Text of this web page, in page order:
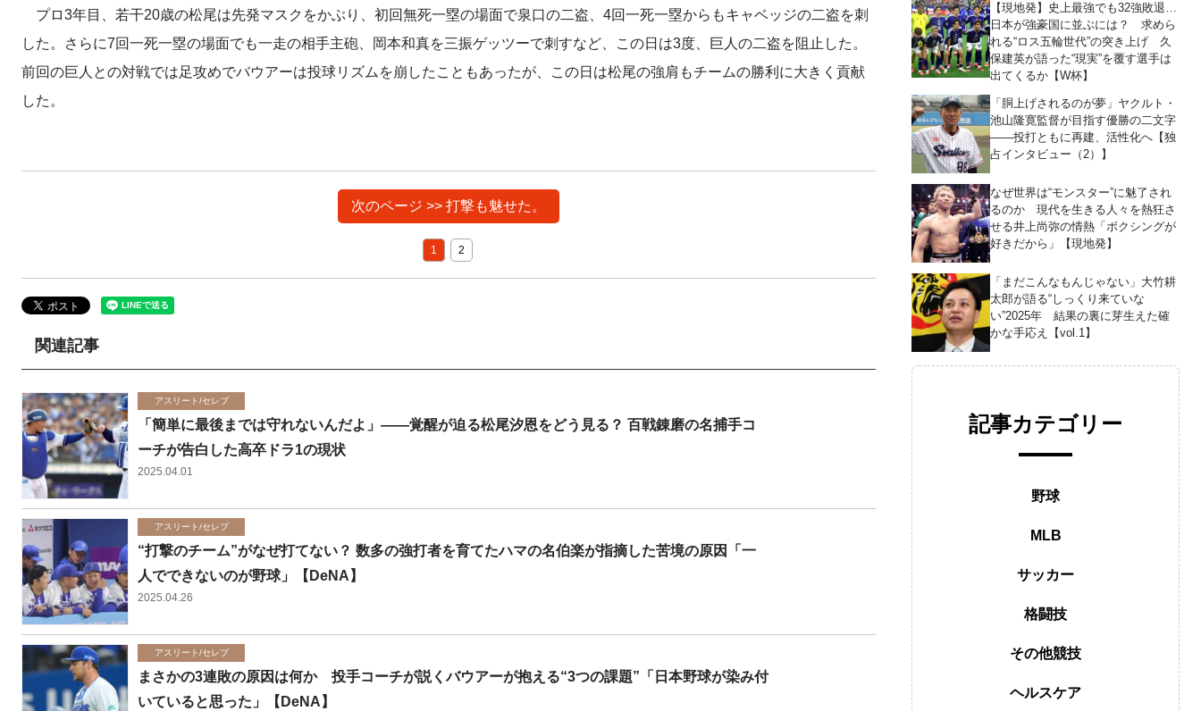
プロ3年目、若干20歳の松尾は先発マスクをかぶり、初回無死一塁の場面で泉口の二盗、4回一死一塁からもキャベッジの二盗を刺
した。さらに7回一死一塁の場面でも一走の相手主砲、岡本和真を三振ゲッツーで刺すなど、この日は3度、巨人の二盗を阻止した。
前回の巨人との対戦では足攻めでバウアーは投球リズムを崩したこともあったが、この日は松尾の強肩もチームの勝利に大きく貢献
した。
次のページ >> 打撃も魅せた。
1 2
関連記事
アスリート/セレブ
「簡単に最後までは守れないんだよ」――覚醒が迫る松尾汐恩をどう見る？ 百戦錬磨の名捕手コ
ーチが告白した高卒ドラ1の現状
2025.04.01
アスリート/セレブ
“打撃のチーム”がなぜ打てない？ 数多の強打者を育てたハマの名伯楽が指摘した苦境の原因「一
人でできないのが野球」【DeNA】
2025.04.26
アスリート/セレブ
まさかの3連敗の原因は何か 投手コーチが説くバウアーが抱える“3つの課題”「日本野球が染み付
いていると思った」【DeNA】
【現地発】史上最強でも32強敗退…
日本が強豪国に並ぶには？ 求めら
れる“ロス五輪世代”の突き上げ 久
保建英が語った“現実”を覆す選手は
出てくるか【W杯】
「胴上げされるのが夢」ヤクルト・
池山隆寛監督が目指す優勝の二文字
――投打ともに再建、活性化へ【独
占インタビュー（2）】
なぜ世界は“モンスター”に魅了され
るのか 現代を生きる人々を熱狂さ
せる井上尚弥の情熱「ボクシングが
好きだから」【現地発】
「まだこんなもんじゃない」大竹耕
太郎が語る“しっくり来ていな
い”2025年 結果の裏に芽生えた確
かな手応え【vol.1】
記事カテゴリー
野球
MLB
サッカー
格闘技
その他競技
ヘルスケア